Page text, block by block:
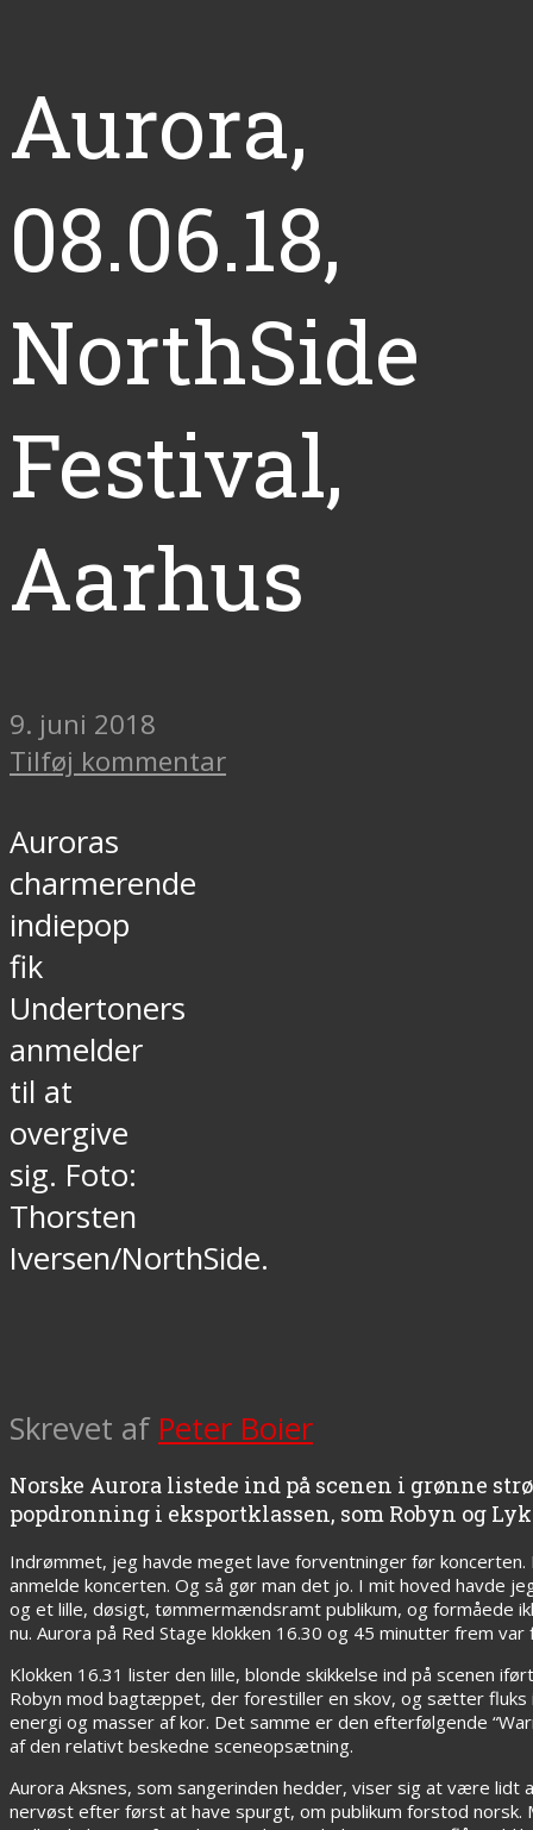
Aurora,
08.06.18,
NorthSide
Festival,
Aarhus
9. juni 2018
Tilføj kommentar
Auroras
charmerende
indiepop
fik
Undertoners
anmelder
til at
overgive
sig. Foto:
Thorsten
Iversen/NorthSide.
Skrevet af Peter Boier
Norske Aurora listede ind på scenen i grønne
popdronning i eksportklassen, som Robyn og
Indrømmet, jeg havde meget lave forventninger før
anmelde koncerten. Og så gør man det jo. I mit hoved havde
og et lille, døsigt, tømmermændsramt publikum, og formåede
nu. Aurora på Red Stage klokken 16.30 og 45 minutter frem var
Klokken 16.31 lister den lille, blonde skikkelse ind på scenen
Robyn mod bagtæppet, der forestiller en skov, og sætter
energi og masser af kor. Det samme er den efterfølgende
af den relativt beskedne sceneopsætning.
Aurora Aksnes, som sangerinden hedder, viser sig at være lidt
nervøst efter først at have spurgt, om publikum forstod norsk.